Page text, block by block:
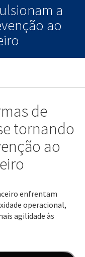
a
ao
de
tornando
ao
enfrentam
operacional,
agilidade às